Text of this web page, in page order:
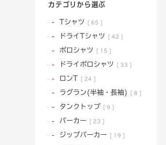
カテゴリから選ぶ
Tシャツ 65
ドライTシャツ 42
ポロシャツ 15
ドライポロシャツ 33
ロンT 24
ラグラン(半袖・長袖) 8
タンクトップ 9
パーカー 23
ジップパーカー 19